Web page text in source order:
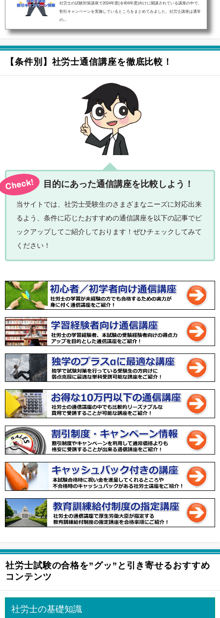
社労士の試験対策講座で2024年度(令和6年度)向けに開講されている講座の中で、
割引キャンペーンを実施しているところをまとめてみました。社労士講座は通常
の...
【条件別】社労士通信講座を徹底比較！
目的にあった通信講座を比較しよう！
当サイトでは、社労士受験生のさまざまなニーズに対応出来
るよう、条件に応じたおすすめの通信講座を以下の記事でピ
ックアップしてご紹介しております！ぜひチェックしてみて
ください！
社労士試験の合格を”グッ”と引き寄せるおすすめ
コンテンツ
社労士の基礎知識